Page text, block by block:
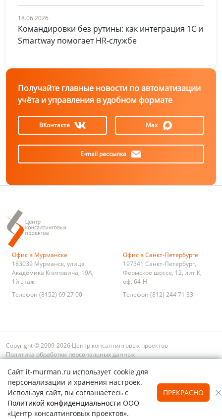
Сайт it-murman.ru использует cookie для
персонализации и хранения настроек.
Используя сайт, вы соглашаетесь с
Политикой конфиденциальности ООО
«Центр консалтинговых проектов».
ПРЕКРАСНО
18.06.2026
Командировки без рутины: как интеграция 1С и
Smartway помогает HR-службе
Получайте главные новости по автоматизации
учёта и управления в удобном формате
ВКонтакте Max
E-mail рассылка
Офис в Мурманске
183039 Мурманск, улица
Академика Книповича, 19А,
1й этаж
Телефон (8152) 69 27 00
Офис в Санкт-Петербурге
197341 Санкт-Петербург,
Фермское шоссе, 12, лит К,
оф. 64-Н
Телефон (812) 244 71 33
Copyright © 2009-2026 Центр консалтинговых проектов
Политика обработки персональных данных
Обратная связь
Карта сайта